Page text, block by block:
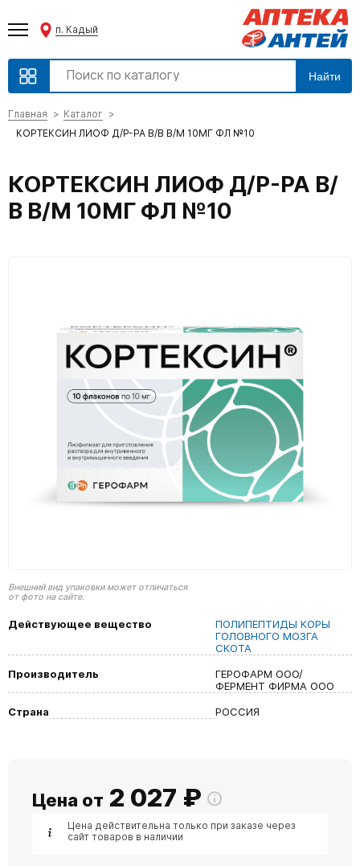
п. Кадый
Найти
Главная
Каталог
КОРТЕКСИН ЛИОФ Д/Р-РА В/В В/М 10МГ ФЛ №10
КОРТЕКСИН ЛИОФ Д/Р-РА В/
В В/М 10МГ ФЛ №10
Внешний вид упаковки может отличаться
от фото на сайте.
Действующее вещество
ПОЛИПЕПТИДЫ КОРЫ
ГОЛОВНОГО МОЗГА
СКОТА
Производитель
ГЕРОФАРМ ООО/
ФЕРМЕНТ ФИРМА ООО
Страна
РОССИЯ
Цена от 2 027 ₽
Цена действительна только при заказе через
сайт товаров в наличии